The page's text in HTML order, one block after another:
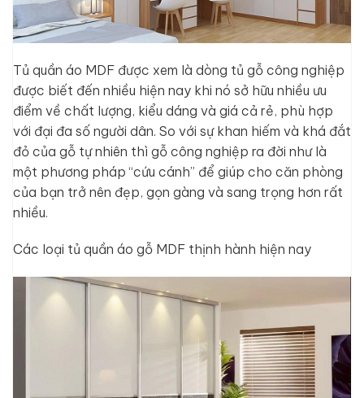
Tủ quần áo MDF được xem là dòng tủ gỗ công nghiệp
được biết đến nhiều hiện nay khi nó sở hữu nhiều ưu
điểm về chất lượng, kiểu dáng và giá cả rẻ, phù hợp
với đại đa số người dân. So với sự khan hiếm và khá đắt
đỏ của gỗ tự nhiên thì gỗ công nghiệp ra đời như là
một phương pháp “cứu cánh” để giúp cho căn phòng
của bạn trở nên đẹp, gọn gàng và sang trọng hơn rất
nhiều.
Các loại tủ quần áo gỗ MDF thịnh hành hiện nay